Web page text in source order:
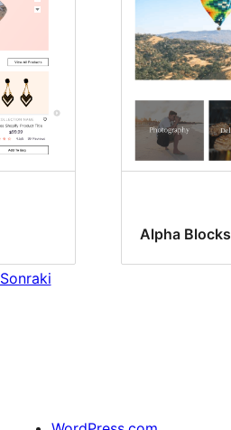
Alpha Blocks
Sonraki